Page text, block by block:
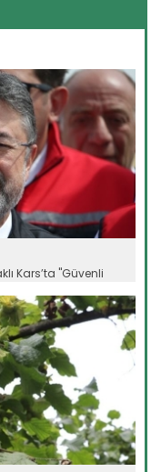
“Dost ülke
Kars’ta "Güvenli